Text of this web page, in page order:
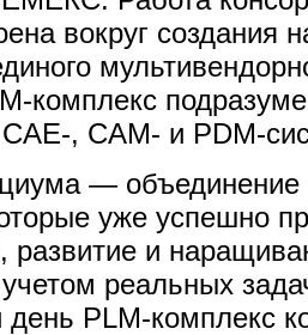
вокруг создания
комплекс
, CAM- и PDM-
— объединение
уже успешно
развитие и
реальных
день PLM-комплекс